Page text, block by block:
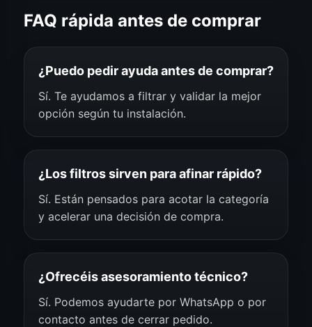
FAQ rápida antes de comprar
¿Puedo pedir ayuda antes de comprar?
Sí. Te ayudamos a filtrar y validar la mejor
opción según tu instalación.
¿Los filtros sirven para afinar rápido?
Sí. Están pensados para acotar la categoría
y acelerar una decisión de compra.
¿Ofrecéis asesoramiento técnico?
Sí. Podemos ayudarte por WhatsApp o por
contacto antes de cerrar pedido.